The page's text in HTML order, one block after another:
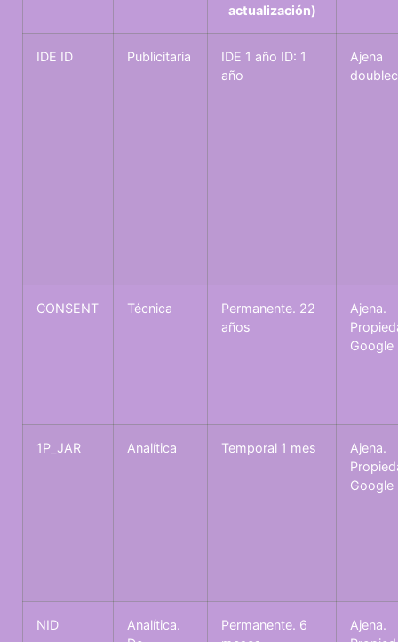
actualización)
IDE ID Publicitaria
IDE 1 año ID: 1
año
Ajena
CONSENT Técnica
Permanente. 22
años
Ajena.
Google
1P_JAR Analítica Temporal 1 mes
Ajena.
Google
NID
Analítica.
Permanente. 6
Ajena.